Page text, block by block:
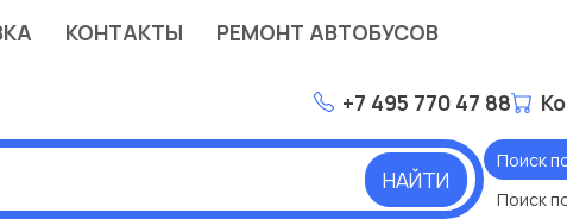
КОНТАКТЫ РЕМОНТ АВТОБУСОВ
+7 495 770 47 88
НАЙТИ
Поиск
Поиск